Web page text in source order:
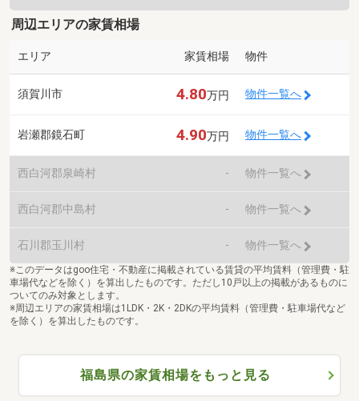
周辺エリアの家賃相場
エリア 家賃相場 物件
須賀川市 4.80万円 物件一覧へ
岩瀬郡鏡石町 4.90万円 物件一覧へ
西白河郡泉崎村 - 物件一覧へ
西白河郡中島村 - 物件一覧へ
石川郡玉川村 - 物件一覧へ
※このデータはgoo住宅・不動産に掲載されている賃貸の平均賃料（管理費・駐
車場代などを除く）を算出したものです。ただし10戸以上の掲載があるものに
ついてのみ対象とします。
※周辺エリアの家賃相場は1LDK・2K・2DKの平均賃料（管理費・駐車場代など
を除く）を算出したものです。
福島県の家賃相場をもっと見る